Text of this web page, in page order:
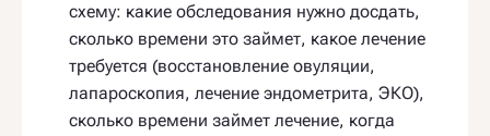
схему: какие обследования нужно досдать,
сколько времени это займет, какое лечение
требуется (восстановление овуляции,
лапароскопия, лечение эндометрита, ЭКО),
сколько времени займет лечение, когда